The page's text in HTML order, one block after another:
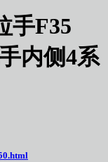
手F35
内侧4系